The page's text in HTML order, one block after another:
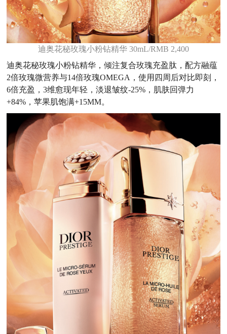
迪奥花秘玫瑰小粉钻精华 30mL/RMB 2,400
迪奥花秘玫瑰小粉钻精华，倾注复合玫瑰充盈肽，配方融蕴
2倍玫瑰微营养与14倍玫瑰OMEGA，使用四周后对比即刻，
6倍充盈，3维愈现年轻，淡退皱纹-25%，肌肤回弹力
+84%，苹果肌饱满+15MM。